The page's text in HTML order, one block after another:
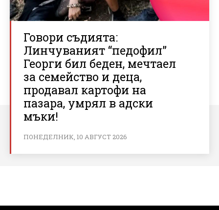
Говори съдията:
Линчуваният “педофил”
Георги бил беден, мечтаел
за семейство и деца,
продавал картофи на
пазара, умрял в адски
мъки!
ПОНЕДЕЛНИК, 10 АВГУСТ 2026